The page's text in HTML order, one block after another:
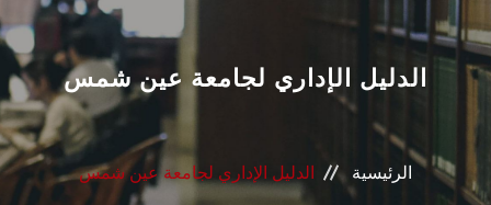
عن الجامعة
القطاعـات
الشئون الأكاديمية
البحث العلمي
الدليل الإداري لجامعة عين شمس
الرئيسية الدليل الإداري لجامعة عين شمس